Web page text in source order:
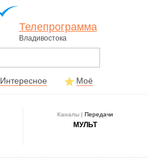
Телепрограмма
Владивостока
Интересное Моё
Каналы | Передачи
МУЛЬТ